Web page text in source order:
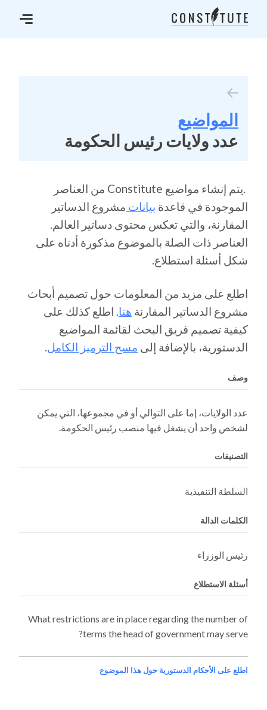
المواضيع
عدد ولايات رئيس الحكومة
.يتم إنشاء مواضيع Constitute من العناصر
الموجودة في قاعدة بيانات مشروع الدساتير
المقارنة، والتي تعكس محتوى دساتير العالم.
العناصر ذات الصلة بالموضوع مذكورة أدناه على
شكل أسئلة استطلاع.
اطلع على مزيد من المعلومات حول تصميم أبحاث
مشروع الدساتير المقارنة هنا . اطلع كذلك على
كيفية تصميم فريق البحث لقائمة المواضيع
الدستورية، بالإضافة إلى مسح الترميز الكامل
وصف
عدد الولايات، إما على التوالي أو في مجموعها، التي يمكن
لشخص واحد أن يشغل فيها منصب رئيس الحكومة.
التصنيفات
السلطة التنفيذية
الكلمات الدالة
رئيس الوزراء
أسئلة الاستطلاع
What restrictions are in place regarding the number of
terms the head of government may serve?
اطلع على الأحكام الدستورية حول هذا الموضوع